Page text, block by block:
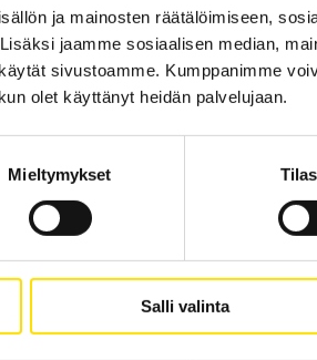
ja mainosten räätälöimiseen,
jaamme sosiaalisen median,
sivustoamme. Kumppanimme
olet käyttänyt heidän palvelujaan.
Mieltymykset
Salli valinta
materiaalitesteri
PC-ohjattu testijalusta/vetovoimatesteri
tuotetestaukseen. Kapasiteetit: 2,5 N upp...50